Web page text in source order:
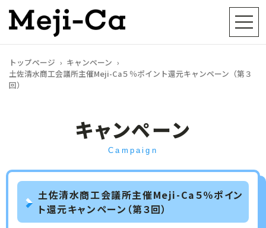
トップページ
キャンペーン
土佐清水商工会議所主催Meji-Ca５％ポイント還元キャンペーン（第３
回）
キャンペーン
Campaign
土佐清水商工会議所主催Meji-Ca５％ポイン
ト還元キャンペーン（第３回）